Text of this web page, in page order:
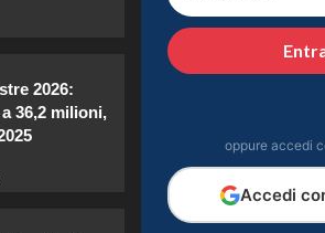
2026:
36,2 milioni,
oppure accedi
Accedi